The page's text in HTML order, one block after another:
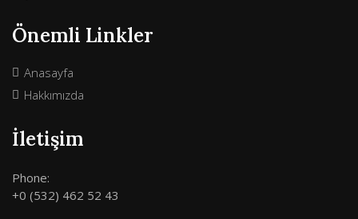
Önemli Linkler
Anasayfa
Hakkımızda
İletişim
Phone:
+0 (532) 462 52 43